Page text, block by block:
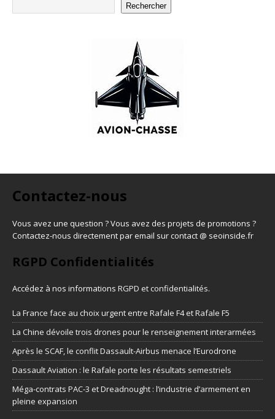
Rechercher
Contactez-nous
Vous avez une question ? Vous avez des projets de promotions ?
Contactez-nous directement par email sur contact @ seoinside.fr
RGPD Confidentialités
Accédez à nos informations RGPD et confidentialités.
La France face au choix urgent entre Rafale F4 et Rafale F5
La Chine dévoile trois drones pour le renseignement interarmées
Après le SCAF, le conflit Dassault-Airbus menace l’Eurodrone
Dassault Aviation : le Rafale porte les résultats semestriels
Méga-contrats PAC-3 et Dreadnought : l’industrie d’armement en
pleine expansion